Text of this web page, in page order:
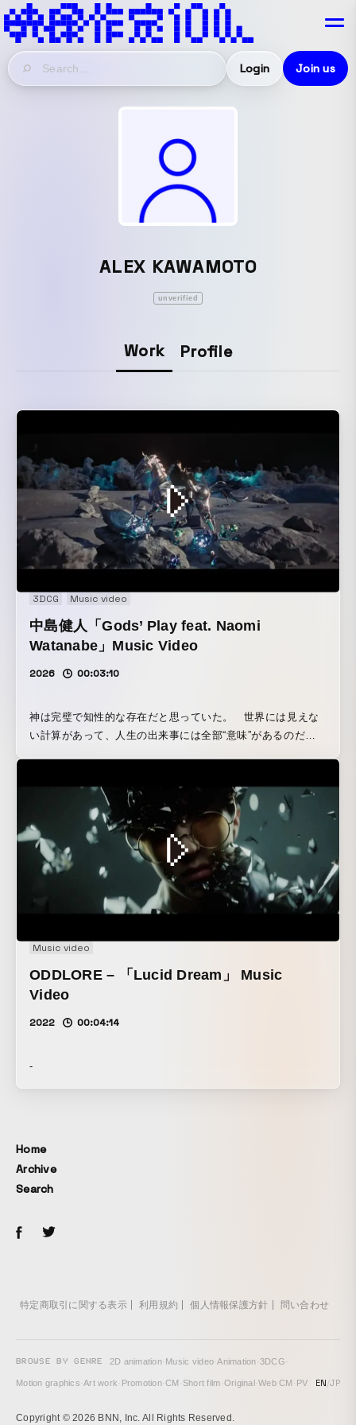
Login Join us
ALEX KAWAMOTO
unverified
Work Profile
3DCG Music video
中島健人「Gods’ Play feat. Naomi
Watanabe」Music Video
2026 00:03:10
神は完璧で知性的な存在だと思っていた。 世界には見えな
い計算があって、人生の出来事には全部“意味”があるのだ
ら、説明がつくことがもっと多いはず。 だとしたら、世界
はもっとゆるく、適当に揺れているだけなんじゃないかと最
近思う。 そして、その“適当さ”に気づくと少し気が楽にな
る。 神が完璧じゃないなら、人間だって完璧じゃなくてい
い。 世界はもっと、想定外のことで溢れているのかもしれな
Music video
ODDLORE – 「Lucid Dream」 Music
Video
2022 00:04:14
-
Home
Archive
Search
特定商取引に関する表示 利用規約 個人情報保護方針 問い合わせ
BROWSE BY GENRE 2D animation· Music video·Animation·3DCG·
Motion graphics·Art work· Promotion·CM · Short film·Original·Web CM · PV EN/JP
Copyright © 2026 BNN, Inc. All Rights Reserved.